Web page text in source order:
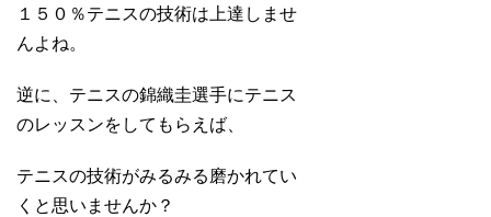
１５０％テニスの技術は上達しませ
んよね。
逆に、テニスの錦織圭選手にテニス
のレッスンをしてもらえば、
テニスの技術がみるみる磨かれてい
くと思いませんか？